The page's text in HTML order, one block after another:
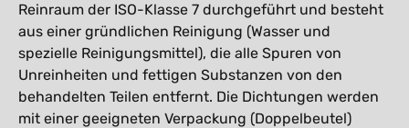
Reinraum der ISO-Klasse 7 durchgeführt und besteht
aus einer gründlichen Reinigung (Wasser und
spezielle Reinigungsmittel), die alle Spuren von
Unreinheiten und fettigen Substanzen von den
behandelten Teilen entfernt. Die Dichtungen werden
mit einer geeigneten Verpackung (Doppelbeutel)